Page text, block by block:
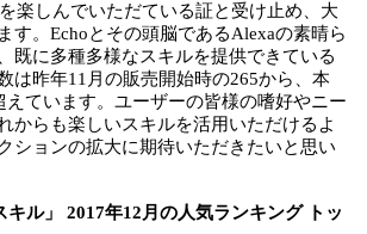
楽しんでいただている証と受け止め、大
す。Echoとその頭脳であるAlexaの素晴ら
既に多種多様なスキルを提供できている
は昨年11月の販売開始時の265から、本
えています。ユーザーの皆様の嗜好やニー
からも楽しいスキルを活用いただけるよ
ションの拡大に期待いただきたいと思い
キル」 2017年12月の人気ランキング トッ